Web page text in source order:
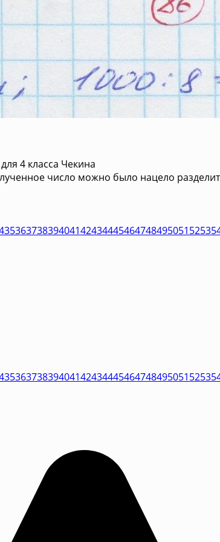
4 класса Чекина
число можно было нацело
35363738394041424344454647484950515253
35363738394041424344454647484950515253